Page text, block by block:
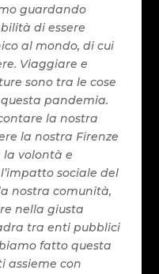
guardando
di essere
al mondo, di cui
Viaggiare e
sono tra le cose
pandemia.
la nostra
la nostra Firenze
la volontà e
sociale del
nostra comunità,
nella giusta
tra enti pubblici
fatto questa
assieme con